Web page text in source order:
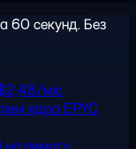
60 секунд. Без
$2,48/міс
ядра EPYC,